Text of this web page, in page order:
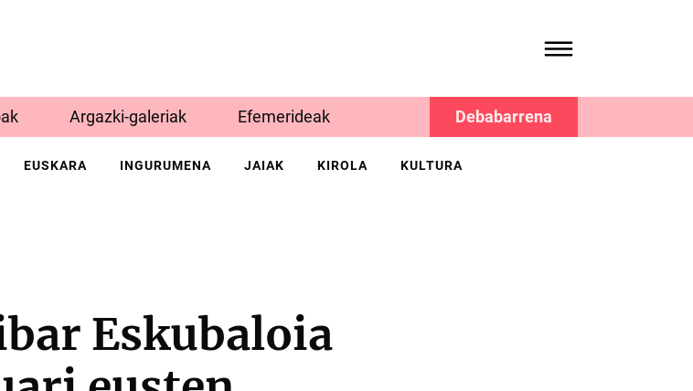
Argazki-galeriak Efemerideak Debabarrena
EUSKARA INGURUMENA JAIAK KIROLA KULTURA
Eskubaloia